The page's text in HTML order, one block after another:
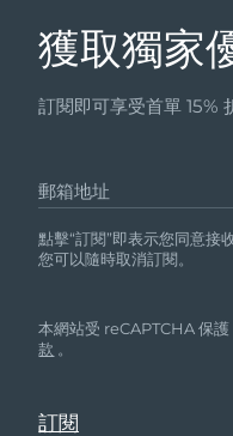
獲取獨家
訂閱即可享受首單 15%
郵箱地址
點擊“訂閱”即表示您同意接
您可以隨時取消訂閱。
本網站受 reCAPTCHA 保
款 。